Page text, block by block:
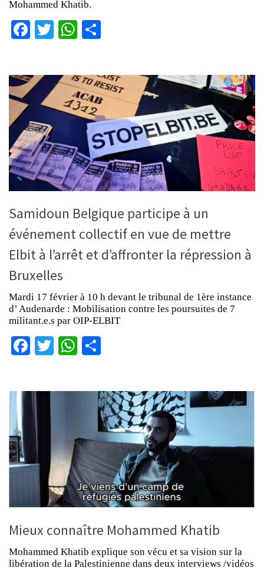
Mohammed Khatib.
Facebook
TwitterWhatsApp
Samidoun Belgique participe à un
événement collectif en vue de mettre
Elbit à l’arrêt et d’affronter la répression à
Bruxelles
Mardi 17 février à 10 h devant le tribunal de 1ère instance
d’ Audenarde : Mobilisation contre les poursuites de 7
militant.e.s par OIP-ELBIT
Facebook
TwitterWhatsApp
Mieux connaître Mohammed Khatib
Mohammed Khatib explique son vécu et sa vision sur la
libération de la Palestinienne dans deux interviews /vidéos